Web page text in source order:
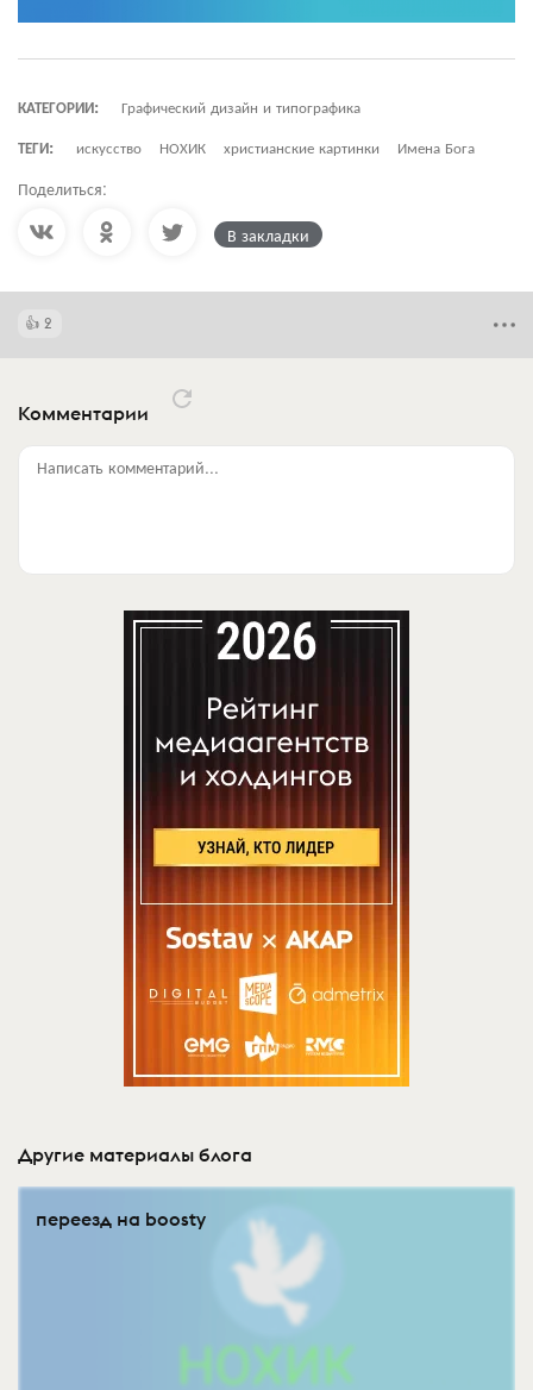
КАТЕГОРИИ:
Графический дизайн и типографика
ТЕГИ:
искусство НОХИК христианские картинки Имена Бога
Поделиться:
В закладки
2
Комментарии
Написать комментарий...
Другие материалы блога
переезд на boosty